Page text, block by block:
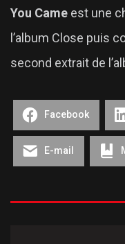
You Came est une
l’album Close puis
second extrait de
Facebook
E-mail